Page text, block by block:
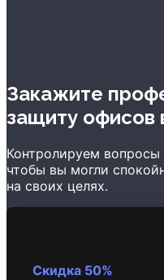
Закажите
защиту офисов
Контролируем
чтобы вы могли
на своих целях.
Скидка 50%